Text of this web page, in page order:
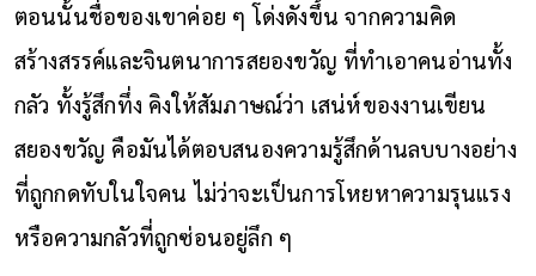
ตอนนั้นชื่อของเขาค่อย ๆ โด่งดังขึ้น จากความคิด
สร้างสรรค์และจินตนาการสยองขวัญ ที่ทำเอาคนอ่านทั้ง
กลัว ทั้งรู้สึกทึ่ง คิงให้สัมภาษณ์ว่า เสน่ห์ของงานเขียน
สยองขวัญ คือมันได้ตอบสนองความรู้สึกด้านลบบางอย่าง
ที่ถูกกดทับในใจคน ไม่ว่าจะเป็นการโหยหาความรุนแรง
หรือความกลัวที่ถูกซ่อนอยู่ลึก ๆ